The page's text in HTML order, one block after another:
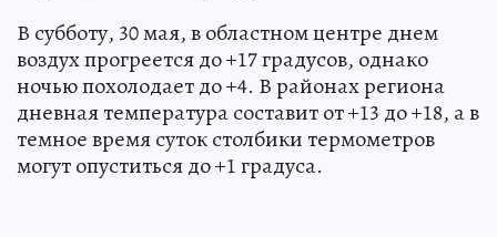
В субботу, 30 мая, в областном центре днем
воздух прогреется до +17 градусов, однако
ночью похолодает до +4. В районах региона
дневная температура составит от +13 до +18, а в
темное время суток столбики термометров
могут опуститься до +1 градуса.